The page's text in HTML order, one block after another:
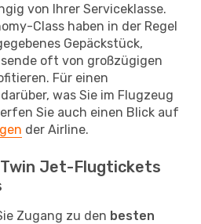
von Ihrer Serviceklasse.
Class haben in der Regel
Gepäckstück,
oft von großzügigen
Für einen
was Sie im Flugzeug
Sie auch einen Blick auf
der Airline.
Jet-Flugtickets
Zugang zu den besten